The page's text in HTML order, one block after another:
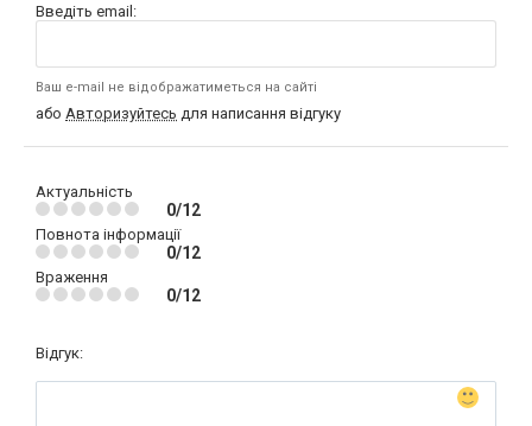
Введіть email:
Ваш e-mail не відображатиметься на сайті
або Авторизуйтесь для написання відгуку
Актуальність
0/12
Повнота інформації
0/12
Враження
0/12
Відгук: